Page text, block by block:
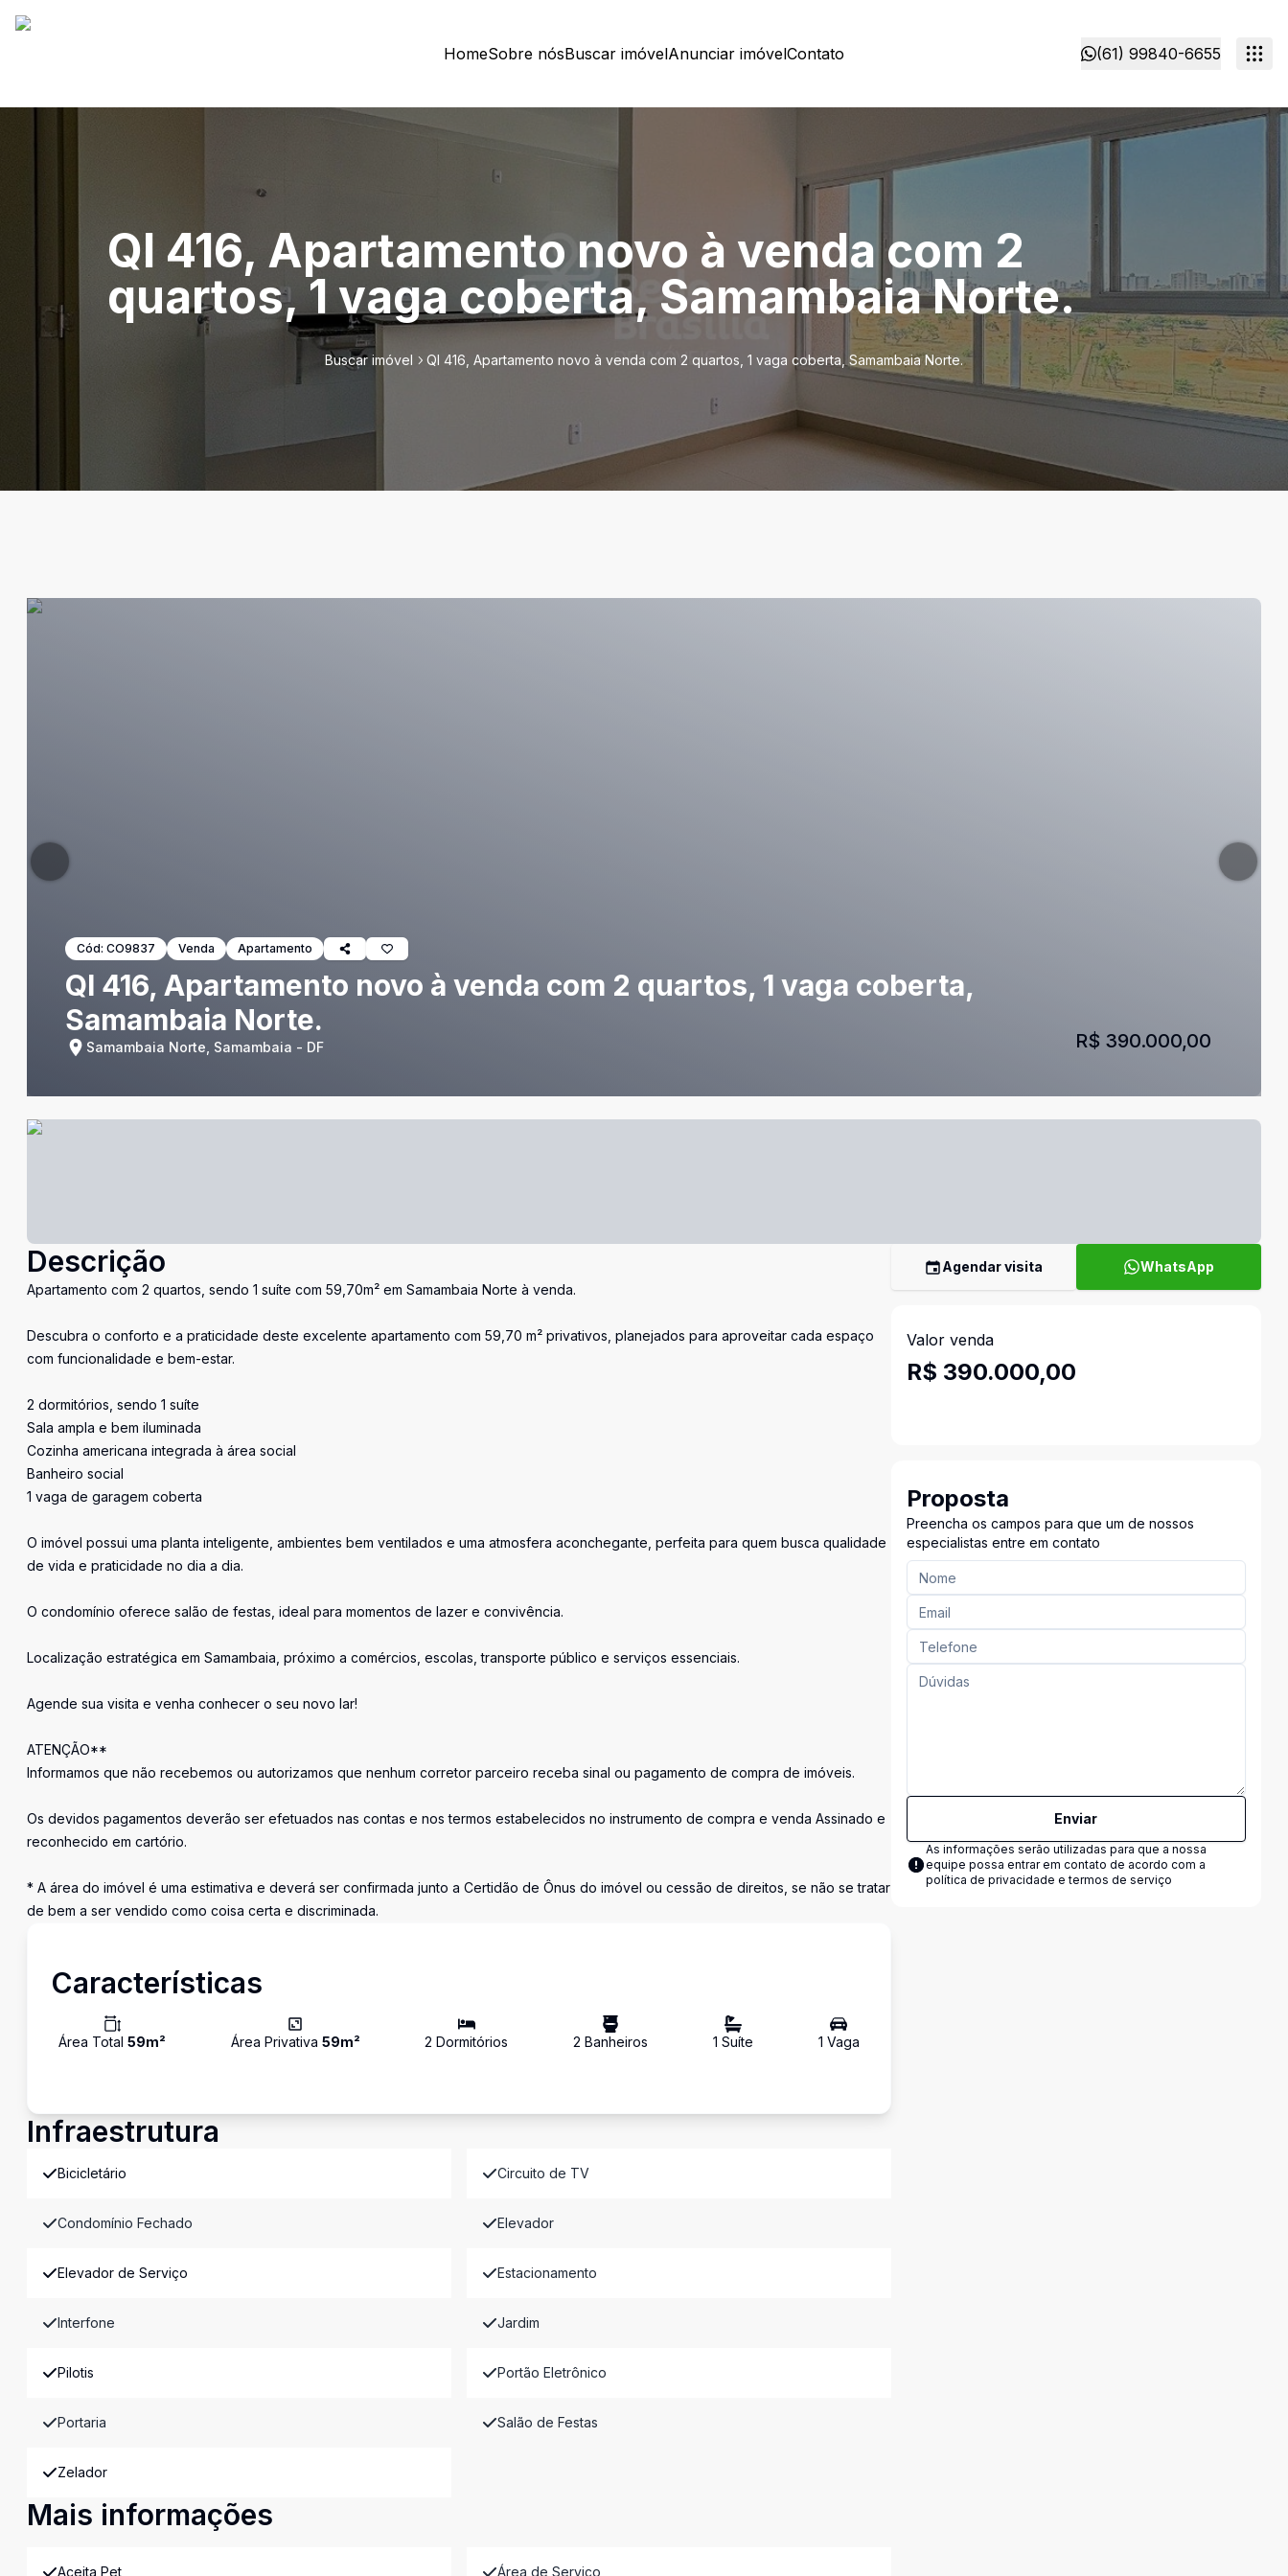
HomeSobre nósBuscar imóvelAnunciar imóvelContato (61) 99840-6655
QI 416, Apartamento novo à venda com 2
quartos, 1 vaga coberta, Samambaia Norte.
Buscar imóvel QI 416, Apartamento novo à venda com 2 quartos, 1 vaga coberta, Samambaia Norte.
Cód: CO9837 Venda Apartamento
QI 416, Apartamento novo à venda com 2 quartos, 1 vaga coberta,
Samambaia Norte.
Samambaia Norte, Samambaia - DF R$ 390.000,00
Descrição
Apartamento com 2 quartos, sendo 1 suíte com 59,70m² em Samambaia Norte à venda.
Descubra o conforto e a praticidade deste excelente apartamento com 59,70 m² privativos, planejados para aproveitar cada espaço
com funcionalidade e bem-estar.
2 dormitórios, sendo 1 suíte
Sala ampla e bem iluminada
Cozinha americana integrada à área social
Banheiro social
1 vaga de garagem coberta
O imóvel possui uma planta inteligente, ambientes bem ventilados e uma atmosfera aconchegante, perfeita para quem busca qualidade
de vida e praticidade no dia a dia.
O condomínio oferece salão de festas, ideal para momentos de lazer e convivência.
Localização estratégica em Samambaia, próximo a comércios, escolas, transporte público e serviços essenciais.
Agende sua visita e venha conhecer o seu novo lar!
ATENÇÃO**
Informamos que não recebemos ou autorizamos que nenhum corretor parceiro receba sinal ou pagamento de compra de imóveis.
Os devidos pagamentos deverão ser efetuados nas contas e nos termos estabelecidos no instrumento de compra e venda Assinado e
reconhecido em cartório.
* A área do imóvel é uma estimativa e deverá ser confirmada junto a Certidão de Ônus do imóvel ou cessão de direitos, se não se tratar
de bem a ser vendido como coisa certa e discriminada.
Características
Área Total 59m² Área Privativa 59m² 2 Dormitórios 2 Banheiros 1 Suíte 1 Vaga
Infraestrutura
Bicicletário Circuito de TV
Condomínio Fechado Elevador
Elevador de Serviço Estacionamento
Interfone Jardim
Pilotis Portão Eletrônico
Portaria Salão de Festas
Zelador
Mais informações
Aceita Pet Área de Serviço
Agendar visita WhatsApp
Valor venda
R$ 390.000,00
Proposta
Preencha os campos para que um de nossos
especialistas entre em contato
Enviar
As informações serão utilizadas para que a nossa
equipe possa entrar em contato de acordo com a
política de privacidade e termos de serviço